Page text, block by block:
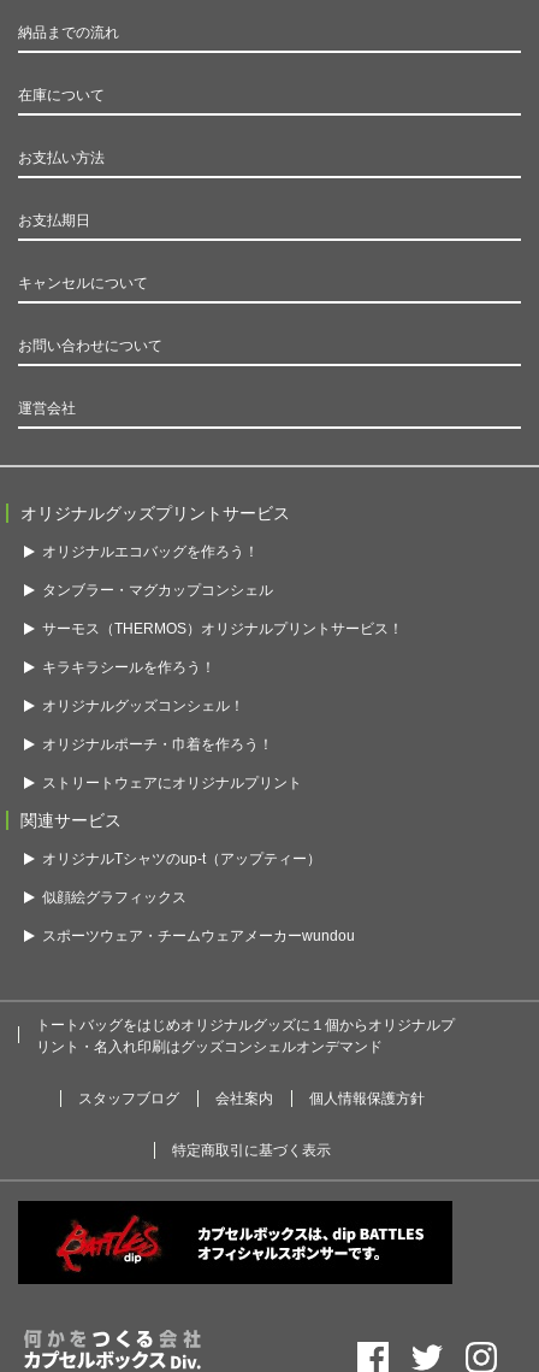
納品までの流れ
在庫について
お支払い方法
お支払期日
キャンセルについて
お問い合わせについて
運営会社
オリジナルグッズプリントサービス
オリジナルエコバッグを作ろう！
タンブラー・マグカップコンシェル
サーモス（THERMOS）オリジナルプリントサービス！
キラキラシールを作ろう！
オリジナルグッズコンシェル！
オリジナルポーチ・巾着を作ろう！
ストリートウェアにオリジナルプリント
関連サービス
オリジナルTシャツのup-t（アップティー）
似顔絵グラフィックス
スポーツウェア・チームウェアメーカーwundou
トートバッグをはじめオリジナルグッズに１個からオリジナルプ
リント・名入れ印刷はグッズコンシェルオンデマンド
スタッフブログ 会社案内 個人情報保護方針
特定商取引に基づく表示